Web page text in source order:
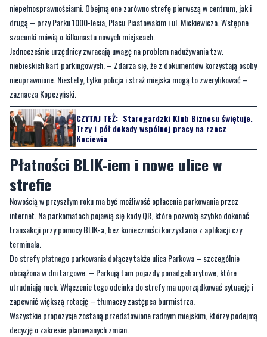
niepełnosprawnościami. Obejmą one zarówno strefę pierwszą w centrum, jak i
drugą – przy Parku 1000-lecia, Placu Piastowskim i ul. Mickiewicza. Wstępne
szacunki mówią o kilkunastu nowych miejscach.
Jednocześnie urzędnicy zwracają uwagę na problem nadużywania tzw.
niebieskich kart parkingowych. – Zdarza się, że z dokumentów korzystają osoby
nieuprawnione. Niestety, tylko policja i straż miejska mogą to zweryfikować –
zaznacza Kopczyński.
CZYTAJ TEŻ: Starogardzki Klub Biznesu świętuje.
Trzy i pół dekady wspólnej pracy na rzecz
Kociewia
Płatności BLIK-iem i nowe ulice w
strefie
Nowością w przyszłym roku ma być możliwość opłacenia parkowania przez
internet. Na parkomatach pojawią się kody QR, które pozwolą szybko dokonać
transakcji przy pomocy BLIK-a, bez konieczności korzystania z aplikacji czy
terminala.
Do strefy płatnego parkowania dołączy także ulica Parkowa – szczególnie
obciążona w dni targowe. – Parkują tam pojazdy ponadgabarytowe, które
utrudniają ruch. Włączenie tego odcinka do strefy ma uporządkować sytuację i
zapewnić większą rotację – tłumaczy zastępca burmistrza.
Wszystkie propozycje zostaną przedstawione radnym miejskim, którzy podejmą
decyzję o zakresie planowanych zmian.